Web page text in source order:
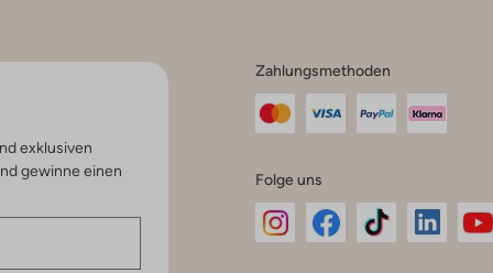
exklusiven
gewinne einen
Zahlungsmethoden
Folge uns